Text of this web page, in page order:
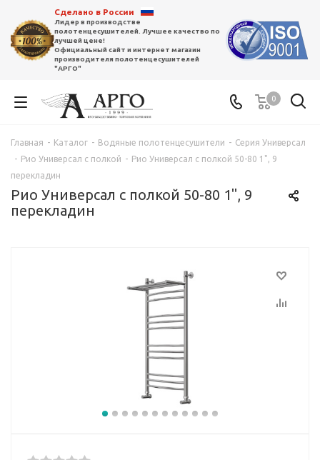
Сделано в России
Лидер в производстве
полотенцесушителей. Лучшее качество по
лучшей цене!
Официальный сайт и интернет магазин
производителя полотенцесушителей
"АРГО"
0
Главная - Каталог - Водяные полотенцесушители - Серия Универсал
- Рио Универсал с полкой - Рио Универсал с полкой 50-80 1", 9
перекладин
Рио Универсал с полкой 50-80 1", 9
перекладин